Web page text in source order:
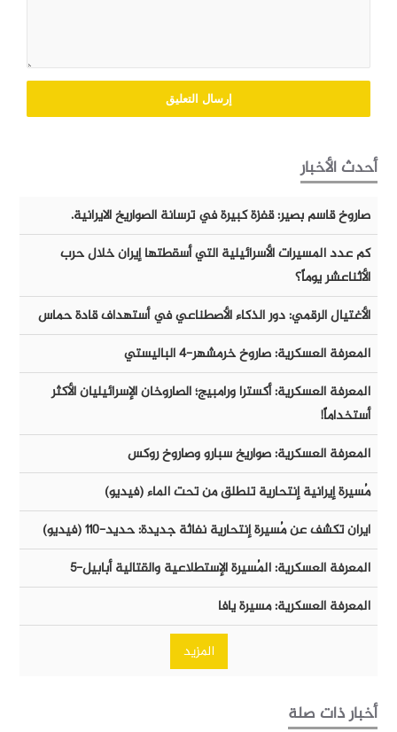
أحدث الأخبار
صاروخ قاسم بصير: قفزة كبيرة في ترسانة الصواريخ الايرانية.
كم عدد المسيرات الأسرائيلية التي أسقطتها إيران خلال حرب
الأثناعشر يوماً؟
الأغتيال الرقمي: دور الذكاء الأصطناعي في أستهداف قادة حماس
المعرفة العسكرية: صاروخ خرمشهر-٤ الباليستي
المعرفة العسكرية: أكسترا ورامبيج؛ الصاروخان الإسرائيليان الأكثر
أستخداماً!
المعرفة العسكرية: صواريخ سبارو وصاروخ روكس
مُسيرة إيرانية إنتحارية تنطلق من تحت الماء (فيديو)
ايران تكشف عن مُسيرة إنتحارية نفاثة جديدة: حديد-١١٠ (فيديو)
المعرفة العسكرية: المُسيرة الإستطلاعية والقتالية أبابيل-٥
المعرفة العسكرية: مسيرة يافا
المزيد
أخبار ذات صلة